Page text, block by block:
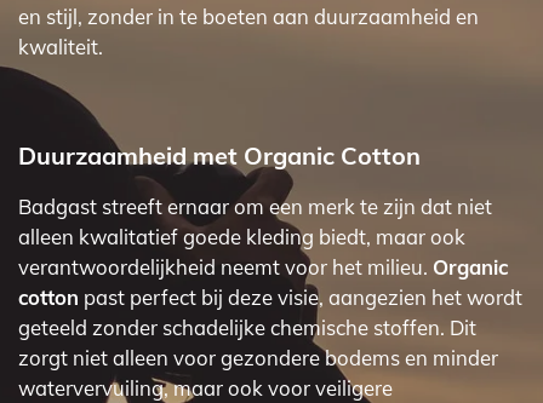
en stijl, zonder in te boeten aan duurzaamheid en
kwaliteit.
Duurzaamheid met Organic Cotton
Badgast streeft ernaar om een merk te zijn dat niet
alleen kwalitatief goede kleding biedt, maar ook
verantwoordelijkheid neemt voor het milieu. Organic
cotton past perfect bij deze visie, aangezien het wordt
geteeld zonder schadelijke chemische stoffen. Dit
zorgt niet alleen voor gezondere bodems en minder
watervervuiling, maar ook voor veiligere